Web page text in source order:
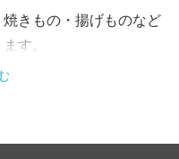
焼きもの・揚げものなど
す。
味まで納得の安心プラ